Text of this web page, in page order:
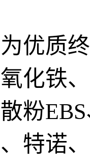
优质
化铁
粉
特诺